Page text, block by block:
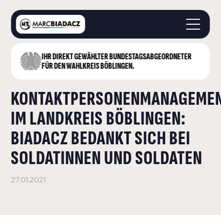
IHR DIREKT GEWÄHLTER BUNDESTAGS­ABGEORDNETER
FÜR DEN WAHLKREIS BÖBLINGEN.
STARTSEITE
LANDKREIS BÖBLINGEN
DEUTSCHER BUNDESTAG
AKTUELLES
KONTAKT
IM LANDKREIS BÖBLINGEN:
BIADACZ BEDANKT SICH BEI
SOLDATINNEN UND SOLDATEN
27.01.2021